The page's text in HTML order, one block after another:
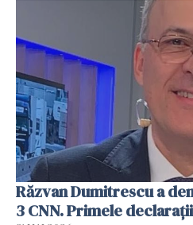
Răzvan Dumitrescu a
3 CNN. Primele declarații